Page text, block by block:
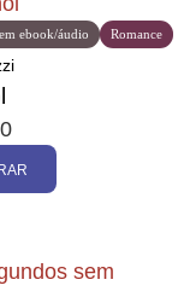
ebook/áudio Romance